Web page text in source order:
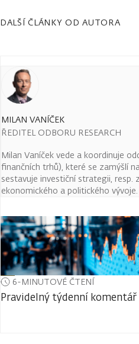
DALŠÍ ČLÁNKY OD AUTORA
MILAN VANÍČEK
ŘEDITEL ODBORU RESEARCH
Milan Vaníček vede a koordinuje
finančních trhů), které se zamýšlí
sestavuje investiční strategii, resp.
ekonomického a politického vývoje.
6-MINUTOVÉ ČTENÍ
Pravidelný týdenní